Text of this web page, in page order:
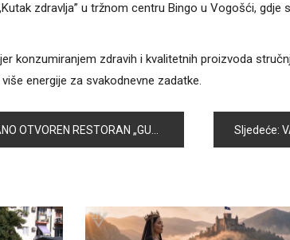
zdravlja” u tržnom centru Bingo u Vogošći,
konzumiranjem zdravih i kvalitetnih proizvoda
energije za svakodnevne zadatke.
OTVOREN RESTORAN „GURME“ Sljedeće: